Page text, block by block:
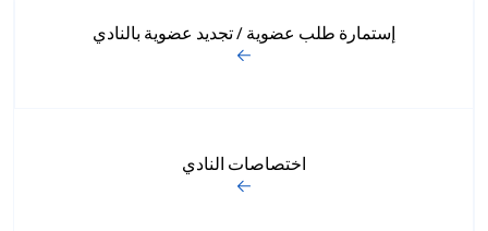
إستمارة طلب عضوية / تجديد عضوية بالنادي
اختصاصات النادي